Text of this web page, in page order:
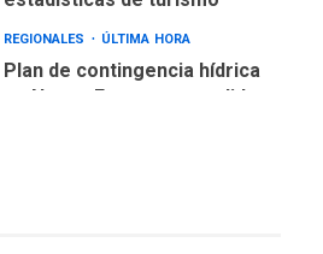
REGIONALES ÚLTIMA HORA
Plan de contingencia hídrica
en Nueva Esparta consolida
avances en territorio